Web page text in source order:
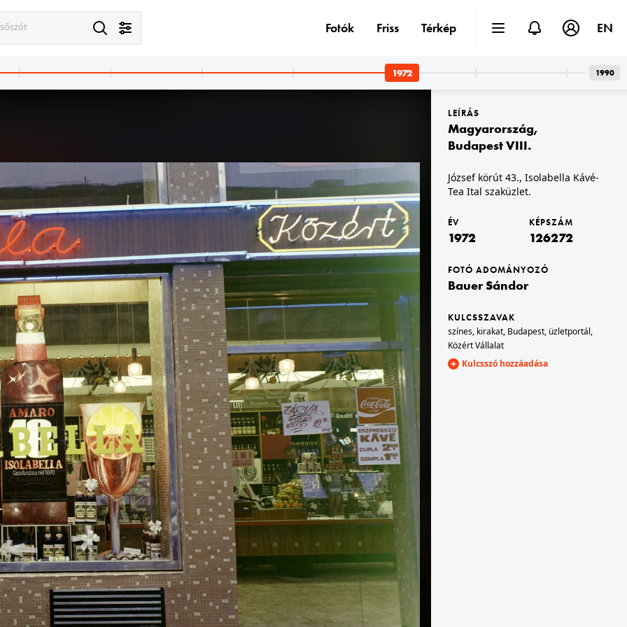
1972 · Budapest II.
Árpád fejedelem útja, játszótér az Üstökös utcánál.
1972 · Eger
Pyrker János (Felszabadulás) tér, Felszabadulási emlékmű (tervező: Gulyás Zoltán építész, 1968.). Háttérben az autóbusz-pályaudvar.
1972 · Budapest XI.
Tétényi út az Etele (Szakasits Árpád) úti bevásárlóközpont előtt, balra a Fejér Lipót utcai toronyházak.
1972
1972 · Budapest VIII.
József körút 43., Isolabella Kávé-Tea Ital szaküzlet.
1972 · Budapest VIII.
József körút 43., Isolabella Kávé-Tea Ital szaküzlet.
1972 · Budapest XIV. · Városliget
Otthon '73 bútorkiállítás a BNV területén.
Budapest XIV. · Városliget
'73 bútorkiállítás a BNV területén.
1972 · Budapest XIV. · Városliget
Otthon '73 bútorkiállítás a BNV területén.
1972 · Budapest XIV. · Városliget
Otthon '73 bútorkiállítás a BNV területén.
LEÍRÁS
Magyarország,
Budapest VIII.
József körút 43., Isolabella Kávé-
Tea Ital szaküzlet.
ÉV
1972
KÉPSZÁM
126272
FOTÓ ADOMÁNYOZÓ
Bauer Sándor
KULCSSZAVAK
színes, kirakat, Budapest, üzletportál,
Közért Vállalat
Kulcsszó hozzáadása
Fotók Friss Térkép EN
1990
1972